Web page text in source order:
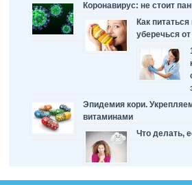
Коронавирус: не стоит
Как
уберечься
Эпидемия кори.
витаминами
Что делать,